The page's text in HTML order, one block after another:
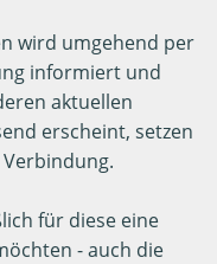
wird umgehend per
informiert und
aktuellen
erscheint, setzen
für diese eine
- auch die